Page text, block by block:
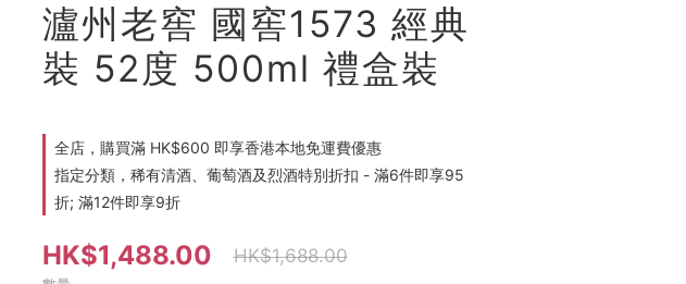
瀘州老窖 國窖1573 經典
裝 52度 500ml 禮盒裝
全店，購買滿 HK$600 即享香港本地免運費優惠
指定分類，稀有清酒、葡萄酒及烈酒特別折扣 - 滿6件即享95
折; 滿12件即享9折
HK$1,488.00 HK$1,688.00